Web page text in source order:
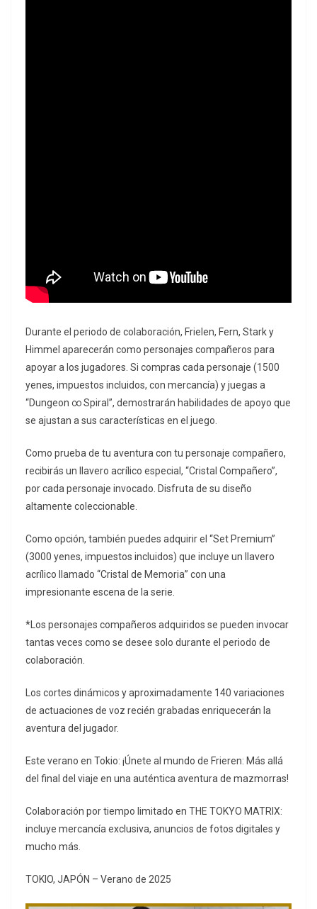
Durante el periodo de colaboración, Frielen, Fern, Stark y
Himmel aparecerán como personajes compañeros para
apoyar a los jugadores. Si compras cada personaje (1500
yenes, impuestos incluidos, con mercancía) y juegas a
“Dungeon ∞ Spiral”, demostrarán habilidades de apoyo que
se ajustan a sus características en el juego.
Como prueba de tu aventura con tu personaje compañero,
recibirás un llavero acrílico especial, “Cristal Compañero”,
por cada personaje invocado. Disfruta de su diseño
altamente coleccionable.
Como opción, también puedes adquirir el “Set Premium”
(3000 yenes, impuestos incluidos) que incluye un llavero
acrílico llamado “Cristal de Memoria” con una
impresionante escena de la serie.
*Los personajes compañeros adquiridos se pueden invocar
tantas veces como se desee solo durante el periodo de
colaboración.
Los cortes dinámicos y aproximadamente 140 variaciones
de actuaciones de voz recién grabadas enriquecerán la
aventura del jugador.
Este verano en Tokio: ¡Únete al mundo de Frieren: Más allá
del final del viaje en una auténtica aventura de mazmorras!
Colaboración por tiempo limitado en THE TOKYO MATRIX:
incluye mercancía exclusiva, anuncios de fotos digitales y
mucho más.
TOKIO, JAPÓN – Verano de 2025